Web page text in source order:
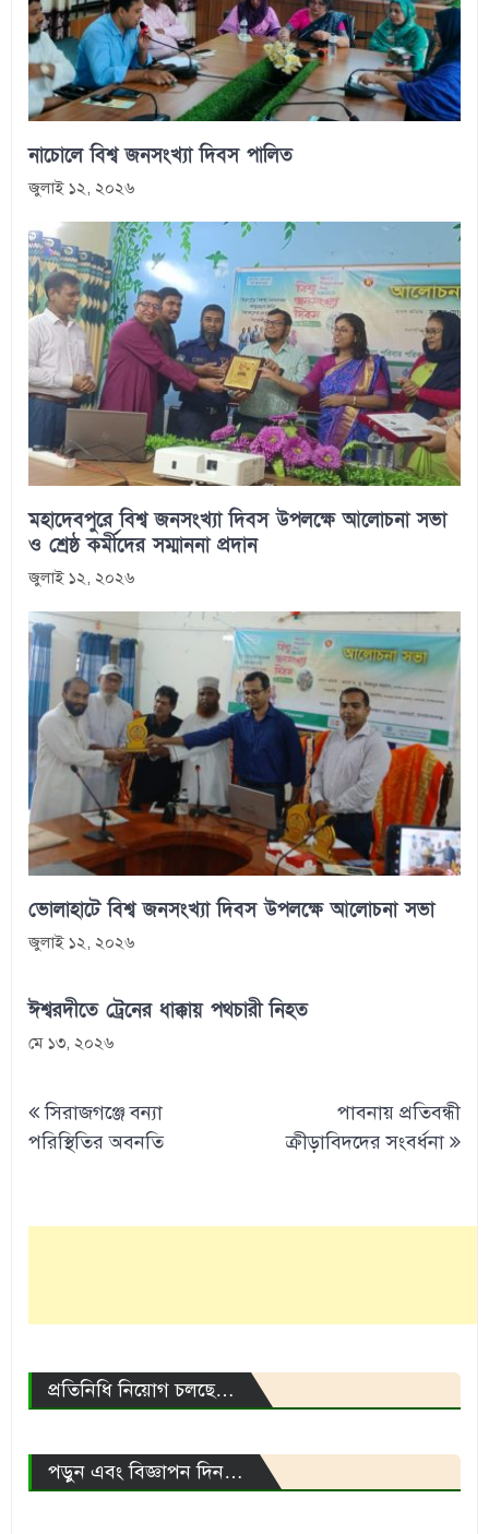
নাচোলে বিশ্ব জনসংখ্যা দিবস পালিত
জুলাই ১২, ২০২৬
মহাদেবপুরে বিশ্ব জনসংখ্যা দিবস উপলক্ষে আলোচনা সভা
ও শ্রেষ্ঠ কর্মীদের সম্মাননা প্রদান
জুলাই ১২, ২০২৬
ভোলাহাটে বিশ্ব জনসংখ্যা দিবস উপলক্ষে আলোচনা সভা
জুলাই ১২, ২০২৬
ঈশ্বরদীতে ট্রেনের ধাক্কায় পথচারী নিহত
মে ১৩, ২০২৬
Post
navigation
সিরাজগঞ্জে বন্যা
পরিস্থিতির অবনতি
পাবনায় প্রতিবন্ধী
ক্রীড়াবিদদের সংবর্ধনা
প্রতিনিধি নিয়োগ চলছে…
পড়ুন এবং বিজ্ঞাপন দিন…